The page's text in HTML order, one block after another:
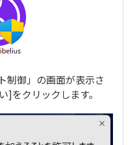
制御」の画面が表示さ
をクリックします。